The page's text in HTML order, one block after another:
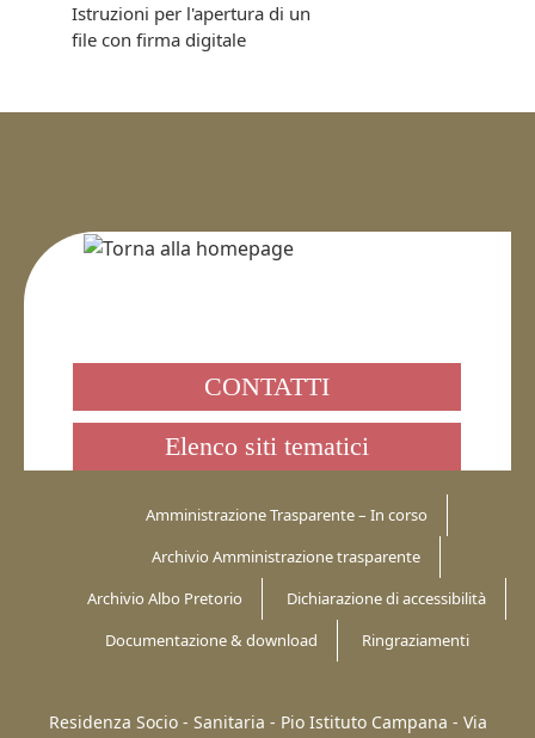
Istruzioni per l'apertura di un
file con firma digitale
CONTATTI
Elenco siti tematici
Amministrazione Trasparente – In corso
Archivio Amministrazione trasparente
Archivio Albo Pretorio
Dichiarazione di accessibilità
Documentazione & download
Ringraziamenti
Residenza Socio - Sanitaria - Pio Istituto Campana - Via